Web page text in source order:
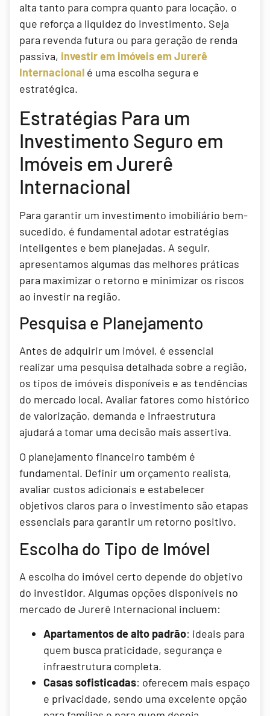
alta tanto para compra quanto para locação, o
que reforça a liquidez do investimento. Seja
para revenda futura ou para geração de renda
passiva, investir em imóveis em Jurerê
Internacional é uma escolha segura e
estratégica.
Estratégias Para um
Investimento Seguro em
Imóveis em Jurerê
Internacional
Para garantir um investimento imobiliário bem-
sucedido, é fundamental adotar estratégias
inteligentes e bem planejadas. A seguir,
apresentamos algumas das melhores práticas
para maximizar o retorno e minimizar os riscos
ao investir na região.
Pesquisa e Planejamento
Antes de adquirir um imóvel, é essencial
realizar uma pesquisa detalhada sobre a região,
os tipos de imóveis disponíveis e as tendências
do mercado local. Avaliar fatores como histórico
de valorização, demanda e infraestrutura
ajudará a tomar uma decisão mais assertiva.
O planejamento financeiro também é
fundamental. Definir um orçamento realista,
avaliar custos adicionais e estabelecer
objetivos claros para o investimento são etapas
essenciais para garantir um retorno positivo.
Escolha do Tipo de Imóvel
A escolha do imóvel certo depende do objetivo
do investidor. Algumas opções disponíveis no
mercado de Jurerê Internacional incluem:
Apartamentos de alto padrão: ideais para
quem busca praticidade, segurança e
infraestrutura completa.
Casas sofisticadas: oferecem mais espaço
e privacidade, sendo uma excelente opção